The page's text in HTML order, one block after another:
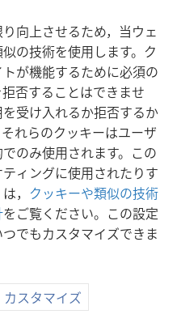
向上させるため，当ウェ
の技術を使用します。ク
が機能するために必須の
否することはできませ
受け入れるか拒否するか
れらのクッキーはユーザ
のみ使用されます。この
ィングに使用されたりす
， クッキーや類似の技術
をご覧ください。この設定
でもカスタマイズできま
カスタマイズ
アする 設定
and Tract Society of Pennsylvania
プライバシー設定
JW.ORG
イン